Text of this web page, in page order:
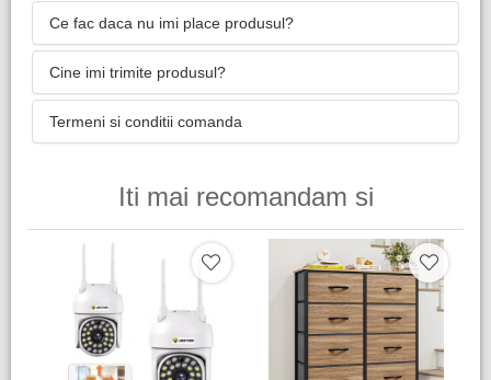
Ce fac daca nu imi place produsul?
Cine imi trimite produsul?
Termeni si conditii comanda
Iti mai recomandam si